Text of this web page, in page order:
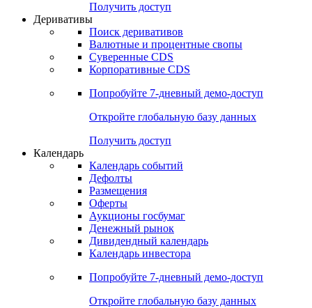
Получить доступ
Деривативы
Поиск деривативов
Валютные и процентные свопы
Суверенные CDS
Корпоративные CDS
Попробуйте 7-дневный демо-доступ
Откройте глобальную базу данных
Получить доступ
Календарь
Календарь событий
Дефолты
Размещения
Оферты
Аукционы госбумаг
Денежный рынок
Дивидендный календарь
Календарь инвестора
Попробуйте 7-дневный демо-доступ
Откройте глобальную базу данных